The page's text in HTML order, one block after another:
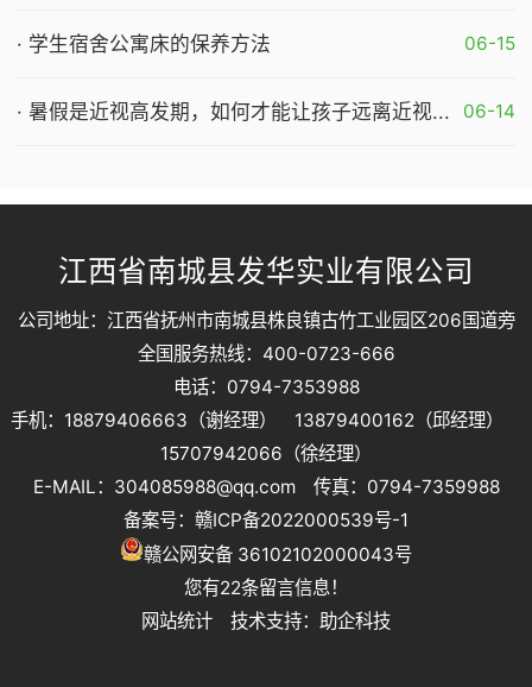
· 学生宿舍公寓床的保养方法 06-15
· 暑假是近视高发期，如何才能让孩子远离近视... 06-14
江西省南城县发华实业有限公司
公司地址：江西省抚州市南城县株良镇古竹工业园区206国道旁
全国服务热线：400-0723-666
电话：0794-7353988
手机：18879406663（谢经理） 13879400162（邱经理）
15707942066（徐经理）
E-MAIL：304085988@qq.com 传真：0794-7359988
备案号： 赣ICP备2022000539号-1
赣公网安备 36102102000043号
您有22条留言信息！
网站统计 技术支持： 助企科技